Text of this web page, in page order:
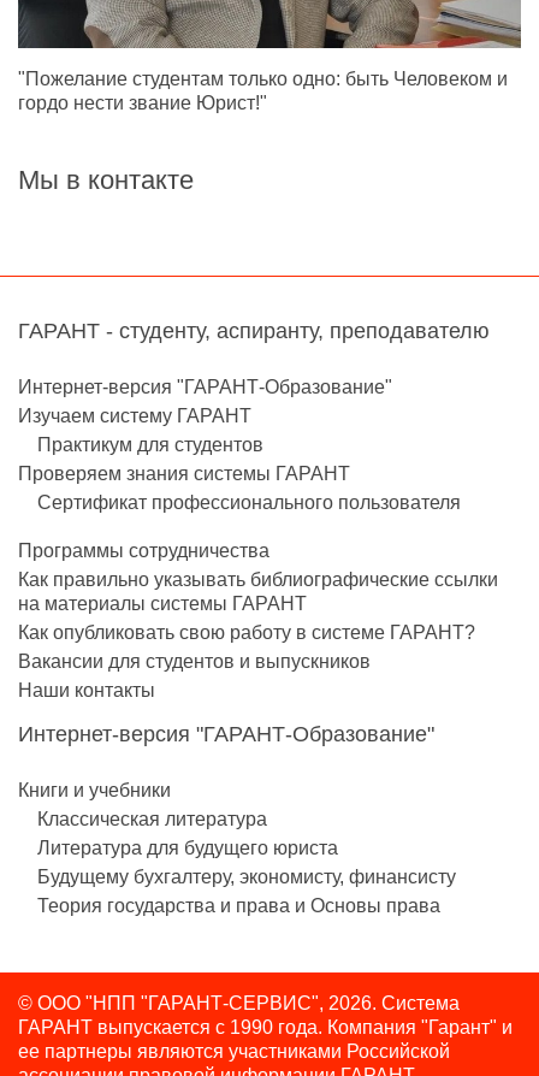
"Пожелание студентам только одно: быть Человеком и
гордо нести звание Юрист!"
Мы в контакте
ГАРАНТ - студенту, аспиранту, преподавателю
Интернет-версия "ГАРАНТ-Образование"
Изучаем систему ГАРАНТ
Практикум для студентов
Проверяем знания системы ГАРАНТ
Сертификат профессионального пользователя
Программы сотрудничества
Как правильно указывать библиографические ссылки
на материалы системы ГАРАНТ
Как опубликовать свою работу в системе ГАРАНТ?
Вакансии для студентов и выпускников
Наши контакты
Интернет-версия "ГАРАНТ-Образование"
Книги и учебники
Классическая литература
Литература для будущего юриста
Будущему бухгалтеру, экономисту, финансисту
Теория государства и права и Основы права
© ООО "НПП "ГАРАНТ-СЕРВИС", 2026. Система
ГАРАНТ выпускается с 1990 года. Компания "Гарант" и
ее партнеры являются участниками Российской